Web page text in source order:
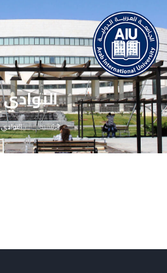
النوادي
الرئيسية النوادي